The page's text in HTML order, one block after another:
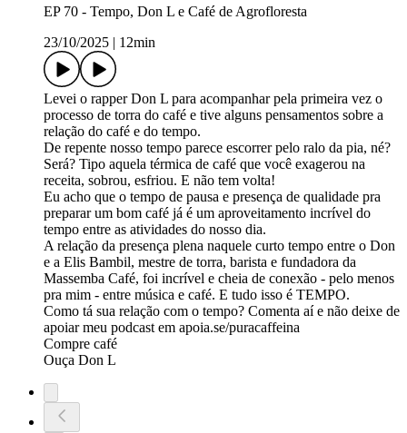
EP 70 - Tempo, Don L e Café de Agrofloresta
23/10/2025
12min
Levei o rapper Don L para acompanhar pela primeira vez o
processo de torra do café e tive alguns pensamentos sobre a
relação do café e do tempo.
De repente nosso tempo parece escorrer pelo ralo da pia, né?
Será? Tipo aquela térmica de café que você exagerou na
receita, sobrou, esfriou. E não tem volta!
Eu acho que o tempo de pausa e presença de qualidade pra
preparar um bom café já é um aproveitamento incrível do
tempo entre as atividades do nosso dia.
A relação da presença plena naquele curto tempo entre o Don
e a Elis Bambil, mestre de torra, barista e fundadora da
Massemba Café, foi incrível e cheia de conexão - pelo menos
pra mim - entre música e café. E tudo isso é TEMPO.
Como tá sua relação com o tempo? Comenta aí e não deixe de
apoiar meu podcast em ⁠apoia.se/puracaffeina⁠
⁠Compre café⁠
⁠Ouça Don L ⁠